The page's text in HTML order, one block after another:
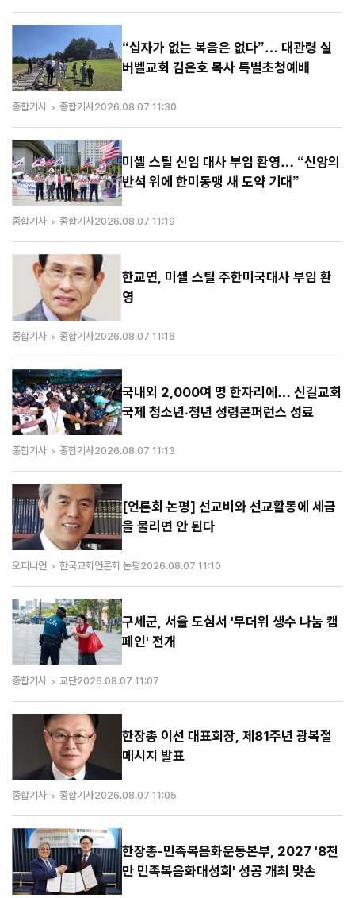
“십자가 없는 복음은 없다”… 대관령 실
버벨교회 김은호 목사 특별초청예배
종합기사 종합기사2026.08.07 11:30
미셸 스틸 신임 대사 부임 환영… “신앙의
반석 위에 한미동맹 새 도약 기대”
종합기사 종합기사2026.08.07 11:19
한교연, 미셸 스틸 주한미국대사 부임 환
영
종합기사 종합기사2026.08.07 11:16
국내외 2,000여 명 한자리에… 신길교회
국제 청소년·청년 성령콘퍼런스 성료
종합기사 종합기사2026.08.07 11:13
[언론회 논평] 선교비와 선교활동에 세금
을 물리면 안 된다
오피니언 한국교회언론회 논평2026.08.07 11:10
구세군, 서울 도심서 '무더위 생수 나눔 캠
페인' 전개
종합기사 교단2026.08.07 11:07
한장총 이선 대표회장, 제81주년 광복절
메시지 발표
종합기사 종합기사2026.08.07 11:05
한장총-민족복음화운동본부, 2027 '8천
만 민족복음화대성회' 성공 개최 맞손